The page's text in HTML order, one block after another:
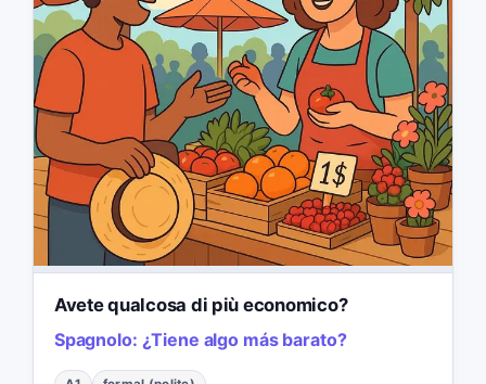
Avete qualcosa di più economico?
Spagnolo: ¿Tiene algo más barato?